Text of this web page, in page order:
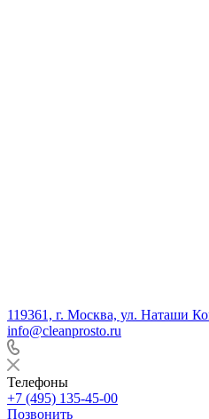
119361, г. Москва, ул. Наташи
info@cleanprosto.ru
Телефоны
+7 (495) 135-45-00
Позвонить